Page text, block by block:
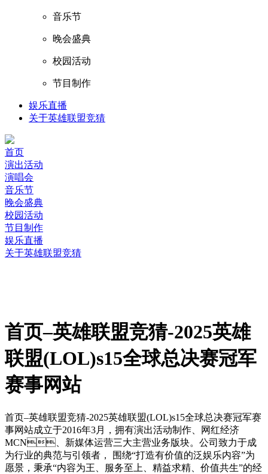
音乐节
晚会盛典
校园活动
节目制作
娱乐直播
关于英雄联盟竞猜
首页
演出活动
演唱会
音乐节
晚会盛典
校园活动
节目制作
娱乐直播
关于英雄联盟竞猜
首页–英雄联盟竞猜-2025英雄
联盟(LOL)s15全球总决赛冠军
赛事网站
首页–英雄联盟竞猜-2025英雄联盟(LOL)s15全球总决赛冠军赛
事网站成立于2016年3月，拥有演出活动制作、网红经济
MCN、新媒体运营三大主营业务版块。公司致力于成
为行业的典范与引领者， 围绕“打造有价值的泛娱乐内容”为
愿景，秉承“内容为王、服务至上、精益求精、价值共生”的经